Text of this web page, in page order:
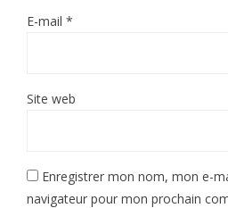
E-mail *
Site web
Enregistrer mon nom, mon e-
navigateur pour mon prochain